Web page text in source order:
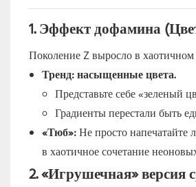
1. Эффект дофамина
Поколение Z выросло в
Тренд:насыщенные цвета.
Представьте себе «зеленый
Градиенты перестали быть
«Тюб»:Не просто напечатайте
в хаотичное сочетание
2. «Игрушечная» версия